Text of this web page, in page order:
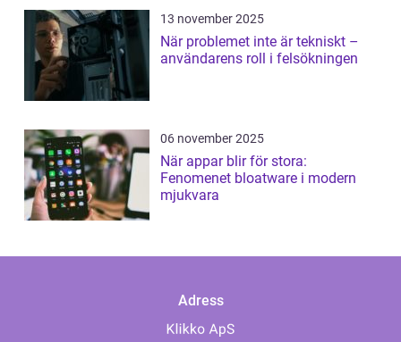
13 november 2025
När problemet inte är tekniskt –
användarens roll i felsökningen
06 november 2025
När appar blir för stora:
Fenomenet bloatware i modern
mjukvara
Adress